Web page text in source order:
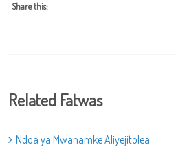
Share this:
Related Fatwas
Ndoa ya Mwanamke Aliyejitolea